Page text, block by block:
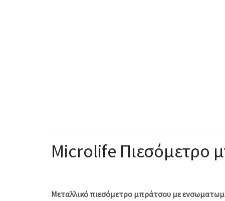
Microlife Πιεσόμετρο
Μεταλλικό πιεσόμετρο μπράτσου με